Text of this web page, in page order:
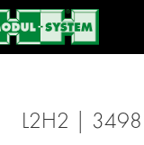
L2H2 |